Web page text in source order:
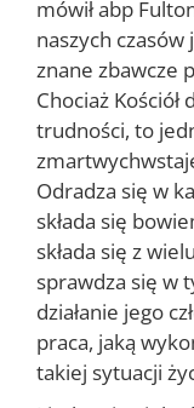
mówił abp
naszych
znane zbawcze
Chociaż Kościół
trudności, to
Odradza się w
składa się
składa się z
sprawdza się w
działanie jego
praca, jaką
takiej sytuacji